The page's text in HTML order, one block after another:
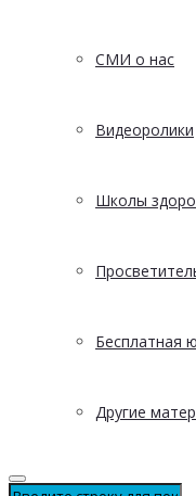
СМИ о нас
Видеоролики
Школы
Бесплатная
Другие